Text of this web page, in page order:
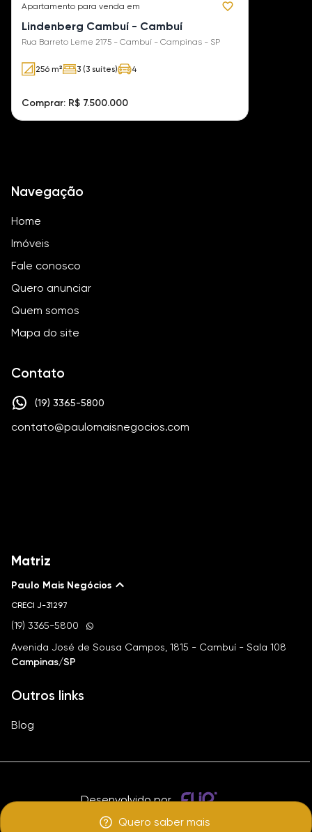
Quero saber mais
Apartamento para venda em
Lindenberg Cambuí - Cambuí
Rua Barreto Leme 2175 - Cambuí - Campinas - SP
256 m² 3 (3 suítes) 4
Comprar: R$ 7.500.000
Navegação
Home
Imóveis
Fale conosco
Quero anunciar
Quem somos
Mapa do site
Contato
(19) 3365-5800
contato@paulomaisnegocios.com
Matriz
Paulo Mais Negócios
CRECI J-31297
(19) 3365-5800
Avenida José de Sousa Campos, 1815 - Cambuí - Sala 108
Campinas/SP
Outros links
Blog
Desenvolvido por